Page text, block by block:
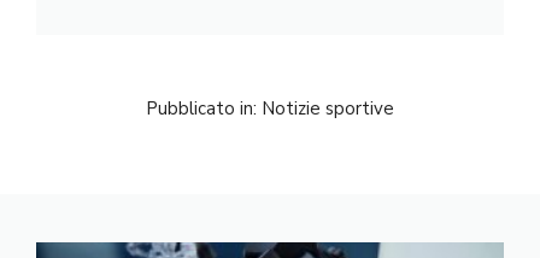
Pubblicato in: Notizie sportive